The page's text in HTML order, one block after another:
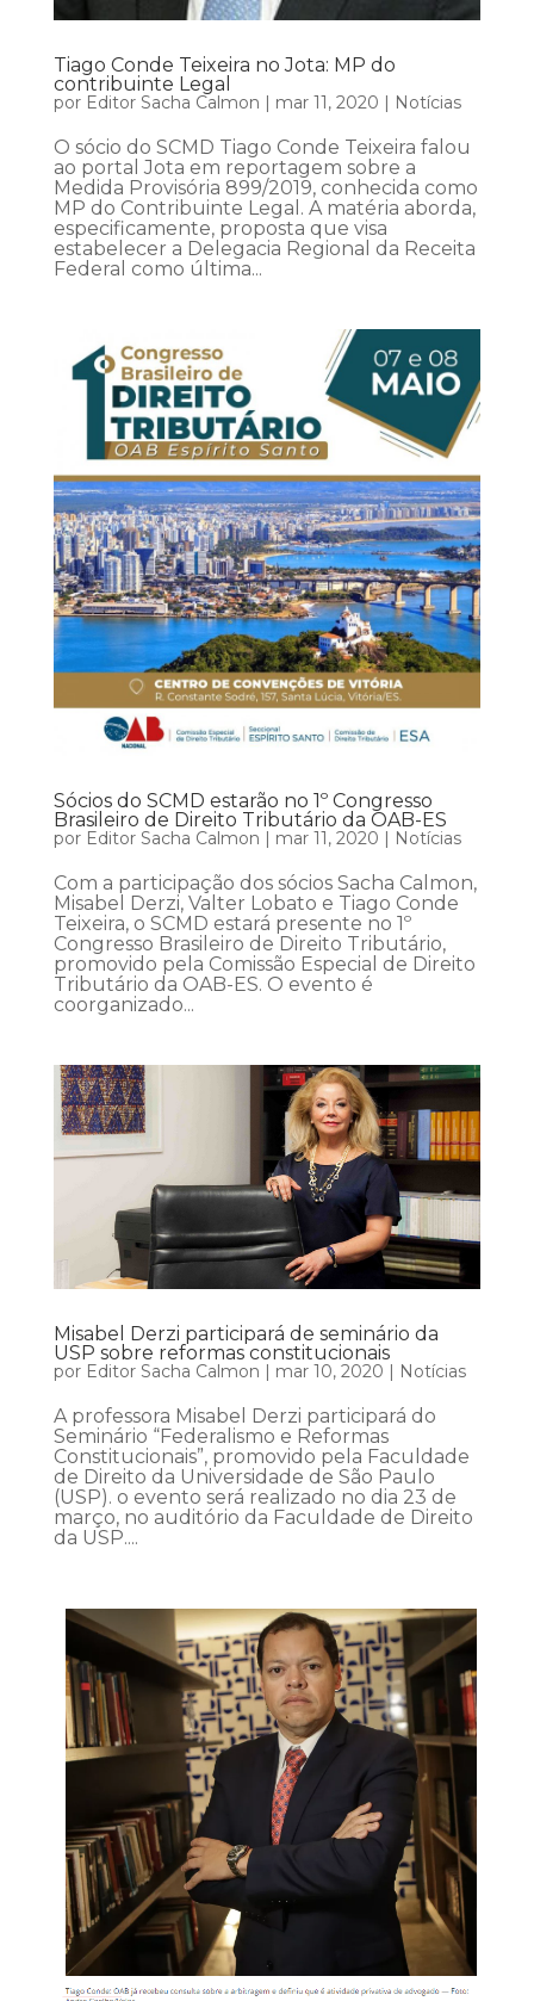
Tiago Conde Teixeira no Jota: MP do
contribuinte Legal
por Editor Sacha Calmon | mar 11, 2020 | Notícias
O sócio do SCMD Tiago Conde Teixeira falou
ao portal Jota em reportagem sobre a
Medida Provisória 899/2019, conhecida como
MP do Contribuinte Legal. A matéria aborda,
especificamente, proposta que visa
estabelecer a Delegacia Regional da Receita
Federal como última...
Sócios do SCMD estarão no 1º Congresso
Brasileiro de Direito Tributário da OAB-ES
por Editor Sacha Calmon | mar 11, 2020 | Notícias
Com a participação dos sócios Sacha Calmon,
Misabel Derzi, Valter Lobato e Tiago Conde
Teixeira, o SCMD estará presente no 1º
Congresso Brasileiro de Direito Tributário,
promovido pela Comissão Especial de Direito
Tributário da OAB-ES. O evento é
coorganizado...
Misabel Derzi participará de seminário da
USP sobre reformas constitucionais
por Editor Sacha Calmon | mar 10, 2020 | Notícias
A professora Misabel Derzi participará do
Seminário “Federalismo e Reformas
Constitucionais”, promovido pela Faculdade
de Direito da Universidade de São Paulo
(USP). o evento será realizado no dia 23 de
março, no auditório da Faculdade de Direito
da USP....